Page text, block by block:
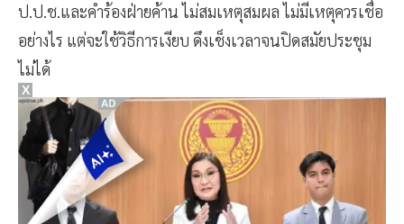
ป.ป.ช.และคำร้องฝ่ายค้าน ไม่สมเหตุสมผล ไม่มีเหตุควรเชื่อ
อย่างไร แต่จะใช้วิธีการเงียบ ดึงเช็งเวลาจนปิดสมัยประชุม
ไม่ได้
X